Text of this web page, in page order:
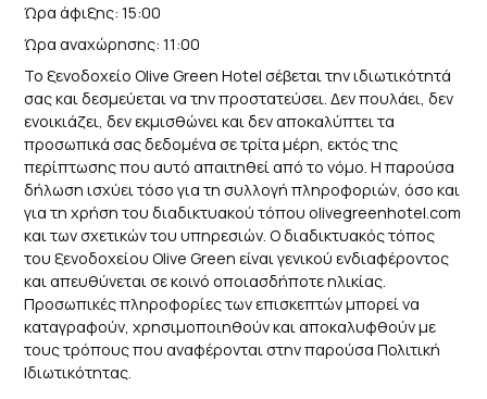
Ώρα άφιξης: 15:00
Ώρα αναχώρησης: 11:00
Το ξενοδοχείο Olive Green Hotel σέβεται την ιδιωτικότητά
σας και δεσμεύεται να την προστατεύσει. Δεν πουλάει, δεν
ενοικιάζει, δεν εκμισθώνει και δεν αποκαλύπτει τα
προσωπικά σας δεδομένα σε τρίτα μέρη, εκτός της
περίπτωσης που αυτό απαιτηθεί από το νόμο. Η παρούσα
δήλωση ισχύει τόσο για τη συλλογή πληροφοριών, όσο και
για τη χρήση του διαδικτυακού τόπου olivegreenhotel.com
και των σχετικών του υπηρεσιών. Ο διαδικτυακός τόπος
του ξενοδοχείου Olive Green είναι γενικού ενδιαφέροντος
και απευθύνεται σε κοινό οποιασδήποτε ηλικίας.
Προσωπικές πληροφορίες των επισκεπτών μπορεί να
καταγραφούν, χρησιμοποιηθούν και αποκαλυφθούν με
τους τρόπους που αναφέρονται στην παρούσα Πολιτική
Ιδιωτικότητας.